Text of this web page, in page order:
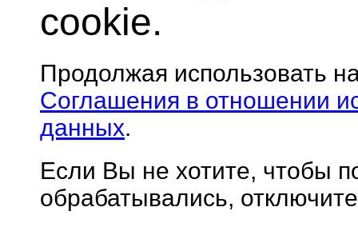
cookie.
Продолжая использовать
Соглашения в отношении
данных.
Если Вы не хотите, чтобы
обрабатывались,